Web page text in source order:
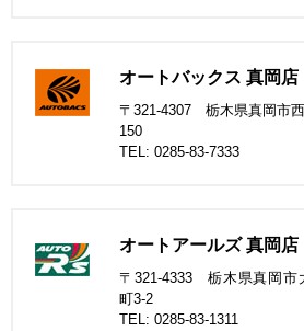
オートバックス 真岡店
〒321-4307 栃木県真岡市
150
TEL: 0285-83-7333
オートアールズ 真岡店
〒321-4333 栃木県真岡市
町3-2
TEL: 0285-83-1311